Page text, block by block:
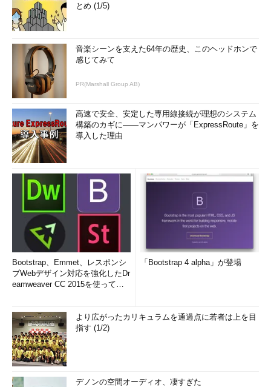
とめ (1/5)
音楽シーンを支えた64年の歴史、このヘッドホンで
感じてみて
PR(Marshall Group AB)
高速で安全、安定した専用線接続が理想のシステム
構築のカギに――マンパワーが「ExpressRoute」を
導入した理由
Bootstrap、Emmet、レスポンシ
ブWebデザイン対応を強化したDr
eamweaver CC 2015を使って
「Bootstrap 4 alpha」が登場
より広がったカリキュラムを通過点に若者は上を目
指す (1/2)
デノンの空間オーディオ、凄すぎた